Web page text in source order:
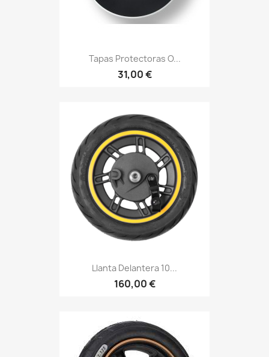
Tapas Protectoras O...
31,00 €
Llanta Delantera 10...
160,00 €